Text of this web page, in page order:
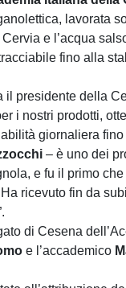
lavorata
e l’acqua
fino alla
il presidente della
i nostri prodotti,
giornaliera
– è uno dei
e fu il primo
ricevuto fin da
di Cesena
e l’accademico